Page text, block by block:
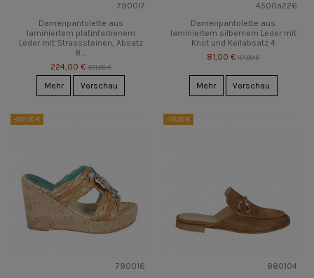
790017
Damenpantolette aus
laminiertem platinfarbenem
Leder mit Strasssteinen, Absatz
8....
224,00 € 321,00 €
Mehr Vorschau
4500a226
Damenpantolette aus
laminiertem silbernem Leder mit
Knot und Keilabsatz 4
81,00 € 117,00 €
Mehr Vorschau
-102,00 €
790016
-35,00 €
880104